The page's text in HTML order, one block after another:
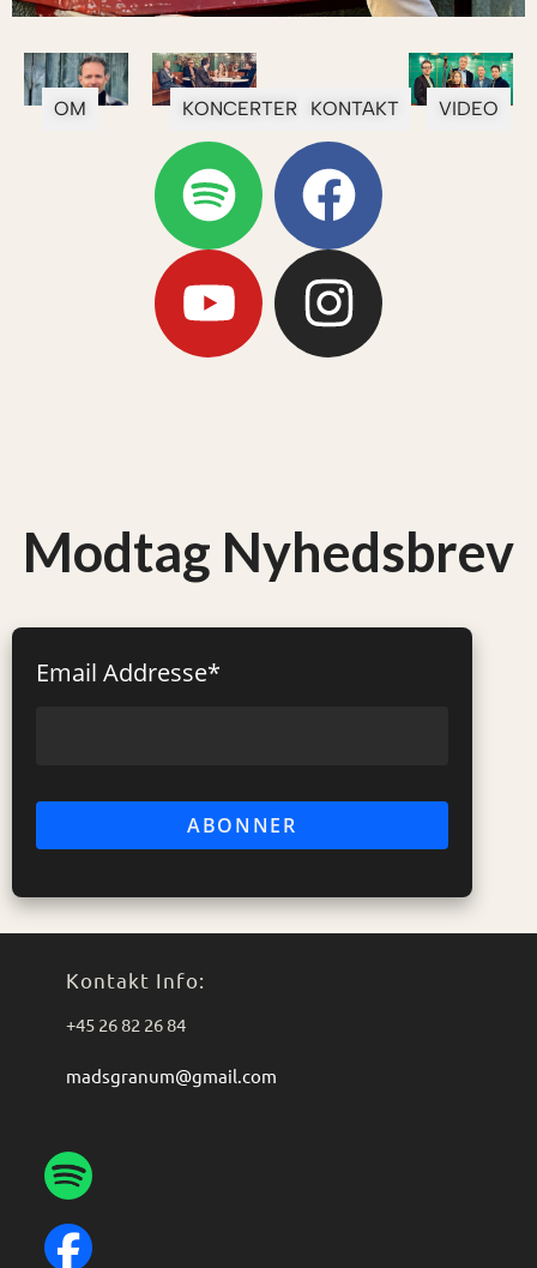
OM KONCERTER KONTAKT VIDEO
Modtag Nyhedsbrev
Email Addresse*
Kontakt Info:
+45 26 82 26 84
madsgranum@gmail.com